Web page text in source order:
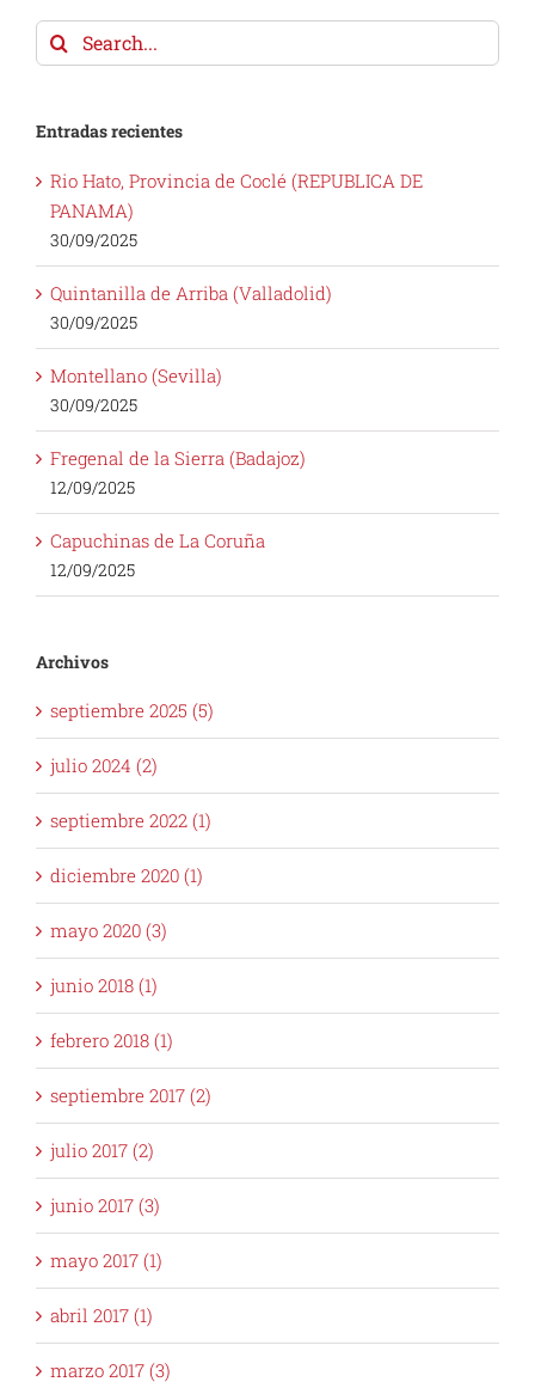
Search
for:
Entradas recientes
Rio Hato, Provincia de Coclé (REPUBLICA DE
PANAMA)
30/09/2025
Quintanilla de Arriba (Valladolid)
30/09/2025
Montellano (Sevilla)
30/09/2025
Fregenal de la Sierra (Badajoz)
12/09/2025
Capuchinas de La Coruña
12/09/2025
Archivos
septiembre 2025 (5)
julio 2024 (2)
septiembre 2022 (1)
diciembre 2020 (1)
mayo 2020 (3)
junio 2018 (1)
febrero 2018 (1)
septiembre 2017 (2)
julio 2017 (2)
junio 2017 (3)
mayo 2017 (1)
abril 2017 (1)
marzo 2017 (3)